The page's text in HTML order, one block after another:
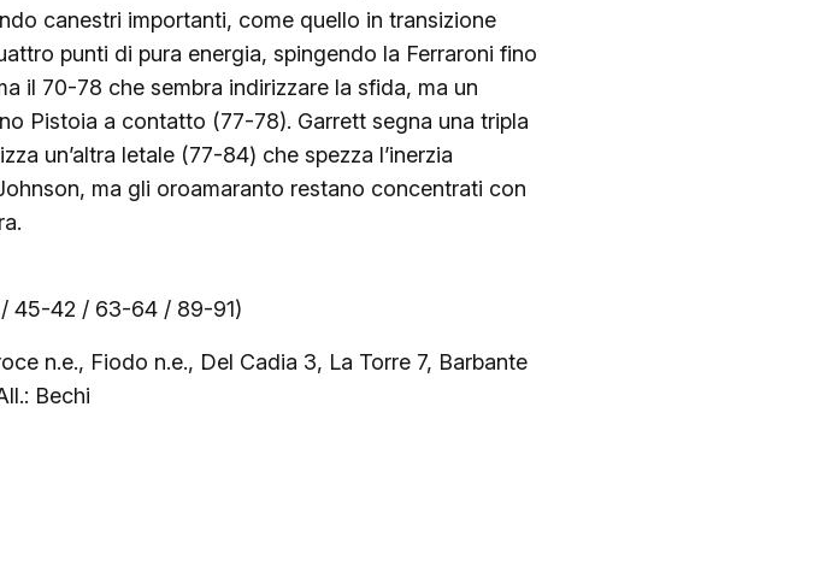
canestri importanti, come quello in transizione
punti di pura energia, spingendo la Ferraroni fino
il 70-78 che sembra indirizzare la sfida, ma un
Pistoia a contatto (77-78). Garrett segna una tripla
un’altra letale (77-84) che spezza l’inerzia
ma gli oroamaranto restano concentrati con
45-42 / 63-64 / 89-91)
n.e., Fiodo n.e., Del Cadia 3, La Torre 7, Barbante
Bechi